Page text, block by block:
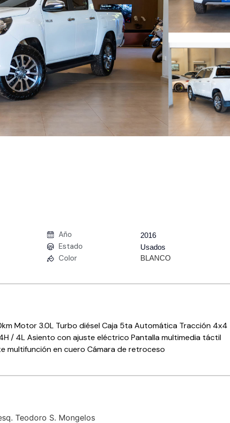
Año 2016
Estado Usados
Color BLANCO
Motor 3.0L Turbo diésel Caja 5ta Automática Tracción 4x4
/ 4L Asiento con ajuste eléctrico Pantalla multimedia táctil
multifunción en cuero Cámara de retroceso
Teodoro S. Mongelos